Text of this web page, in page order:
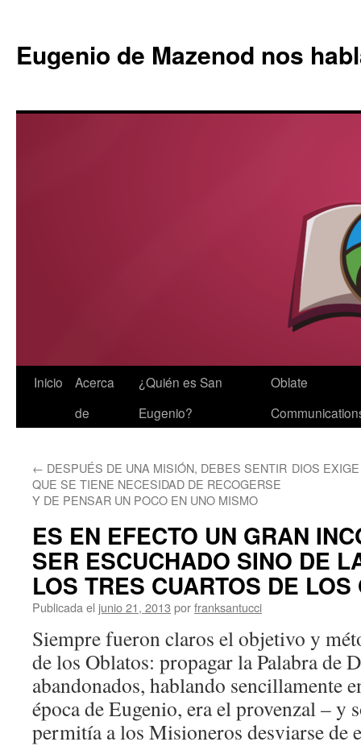
Eugenio de Mazenod nos
Saltar
Inicio
Acerca
de
¿Quién es San
Eugenio?
Oblate
← DESPUÉS DE UNA MISIÓN, DEBES SENTIR
QUE SE TIENE NECESIDAD DE RECOGERSE
Y DE PENSAR UN POCO EN UNO MISMO
DIOS
ES EN EFECTO UN GRAN
SER ESCUCHADO SINO DE
LOS TRES CUARTOS DE LOS
Publicada el junio 21, 2013 porfranksantucci
Siempre fueron claros el objetivo y
de los Oblatos: propagar la Palabra de
abandonados, hablando sencillamente
época de Eugenio, era el provenzal – y
permitía a los Misioneros desviarse de